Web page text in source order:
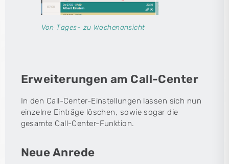
Von Tages- zu Wochenansicht
Erweiterungen am Call-Center
In den Call-Center-Einstellungen lassen sich nun
einzelne Einträge löschen, sowie sogar die
gesamte Call-Center-Funktion.
Neue Anrede